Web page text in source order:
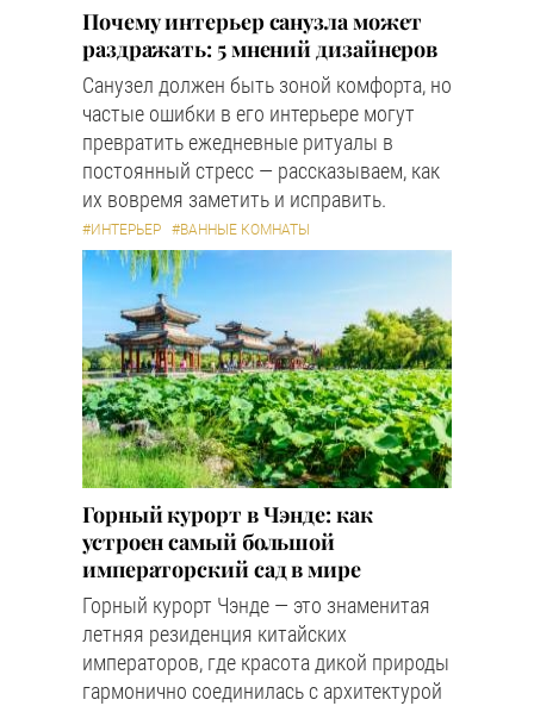
Почему интерьер санузла может
раздражать: 5 мнений дизайнеров
Санузел должен быть зоной комфорта, но
частые ошибки в его интерьере могут
превратить ежедневные ритуалы в
постоянный стресс — рассказываем, как
их вовремя заметить и исправить.
#ИНТЕРЬЕР #ВАННЫЕ КОМНАТЫ
Горный курорт в Чэнде: как
устроен самый большой
императорский сад в мире
Горный курорт Чэнде — это знаменитая
летняя резиденция китайских
императоров, где красота дикой природы
гармонично соединилась с архитектурой